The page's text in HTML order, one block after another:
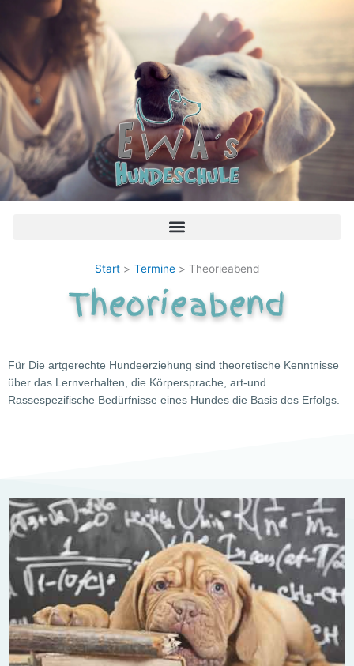
Start Termine Theorieabend
Theorieabend
Für Die artgerechte Hundeerziehung sind theoretische Kenntnisse
über das Lernverhalten, die Körpersprache, art-und
Rassespezifische Bedürfnisse eines Hundes die Basis des Erfolgs.